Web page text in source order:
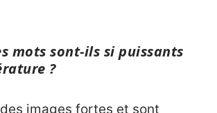
mots sont-ils si puissants
?
images fortes et sont